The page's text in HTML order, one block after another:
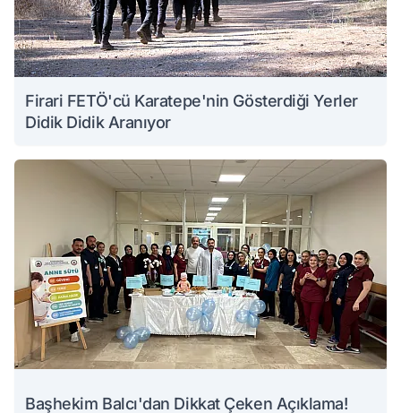
Firari FETÖ'cü Karatepe'nin Gösterdiği Yerler
Didik Didik Aranıyor
Başhekim Balcı'dan Dikkat Çeken Açıklama!